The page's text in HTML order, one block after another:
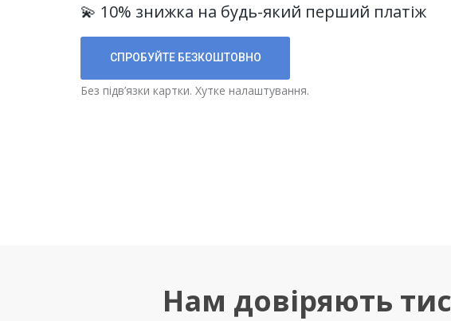
Нам довіряють
💫 10% знижка на будь-який перший платіж
Без підв’язки картки. Хутке налаштування.
СПРОБУЙТЕ БЕЗКОШТОВНО